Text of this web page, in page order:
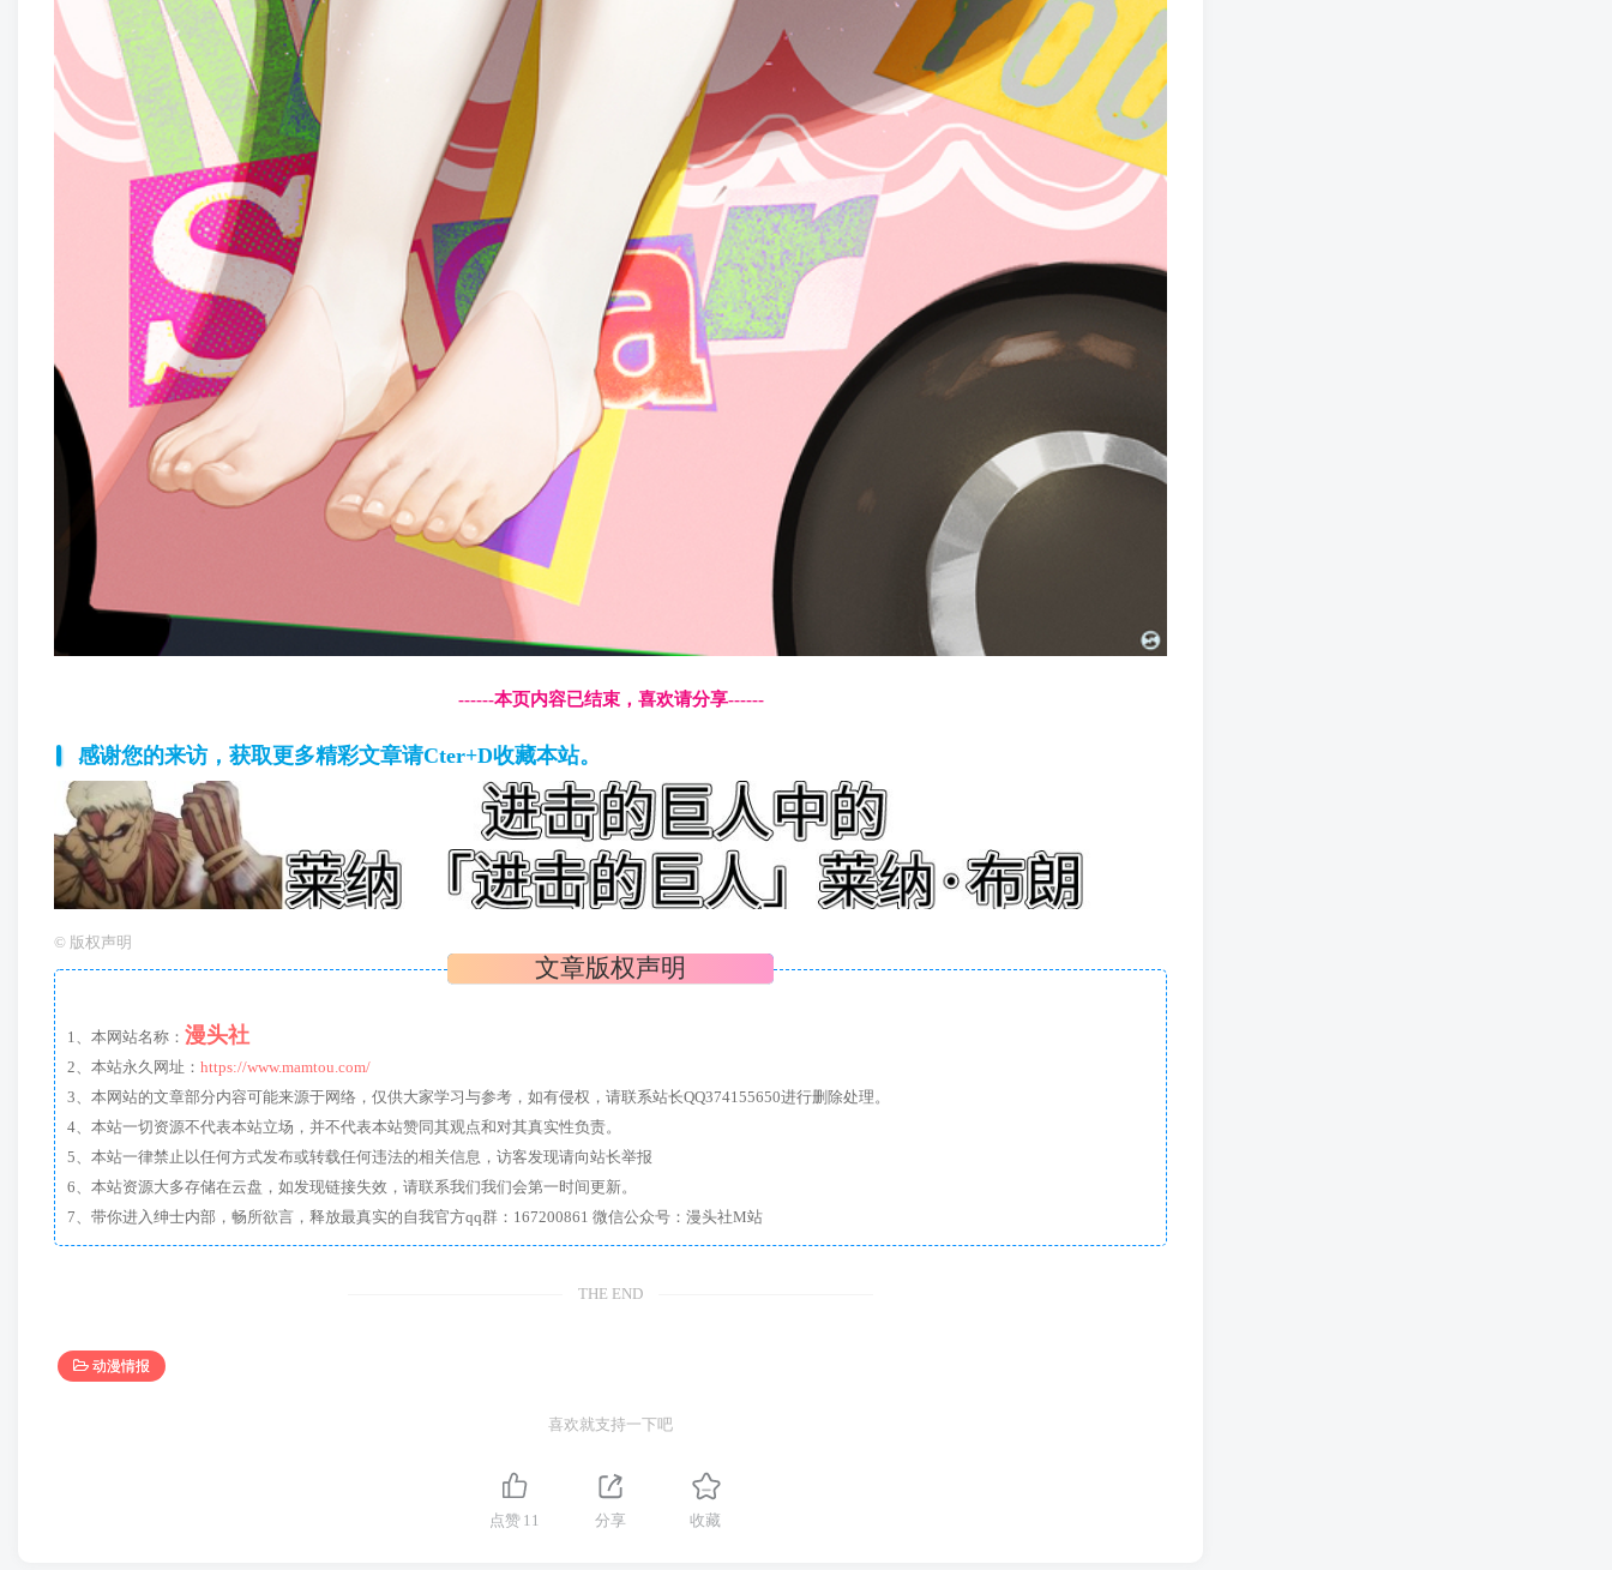
------本页内容已结束，喜欢请分享------
感谢您的来访，获取更多精彩文章请Cter+D收藏本站。
© 版权声明
文章版权声明
1、本网站名称： 漫头社
2、本站永久网址： https://www.mamtou.com/
3、本网站的文章部分内容可能来源于网络，仅供大家学习与参考，如有侵权，请联系站长QQ374155650进行删除处理。
4、本站一切资源不代表本站立场，并不代表本站赞同其观点和对其真实性负责。
5、本站一律禁止以任何方式发布或转载任何违法的相关信息，访客发现请向站长举报
6、本站资源大多存储在云盘，如发现链接失效，请联系我们我们会第一时间更新。
7、带你进入绅士内部，畅所欲言，释放最真实的自我官方qq群：167200861 微信公众号：漫头社M站
THE END
动漫情报
喜欢就支持一下吧
点赞 11 分享 收藏